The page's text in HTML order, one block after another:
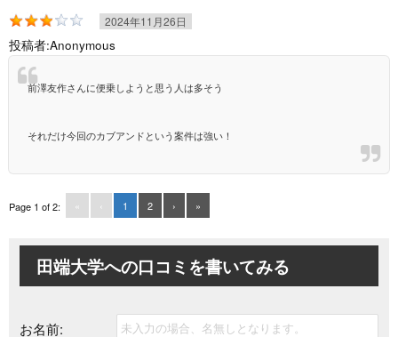
2024年11月26日
投稿者:Anonymous
前澤友作さんに便乗しようと思う人は多そう
それだけ今回のカブアンドという案件は強い！
Page 1 of 2: « ‹ 1 2 › »
田端大学への口コミを書いてみる
お名前: